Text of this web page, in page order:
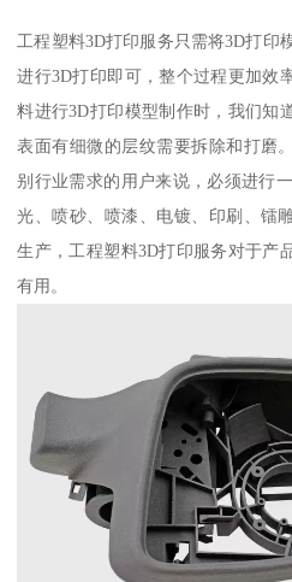
工程塑料3D打印服务只需将3D打印
进行3D打印即可，整个过程更加效
料进行3D打印模型制作时，我们知
表面有细微的层纹需要拆除和打磨
别行业需求的用户来说，必须进行
光、喷砂、喷漆、电镀、印刷、镭
生产，工程塑料3D打印服务对于产
有用。